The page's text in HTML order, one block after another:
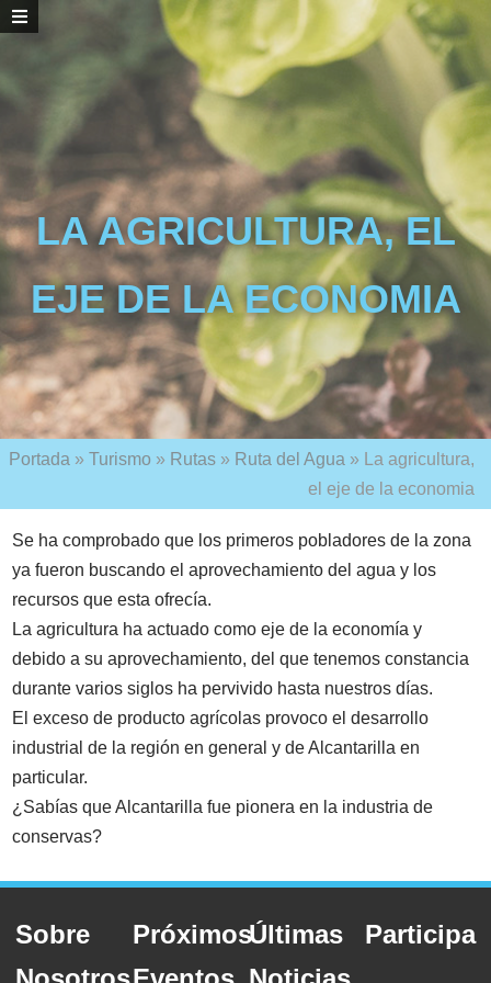
LA AGRICULTURA, EL
EJE DE LA ECONOMIA
Portada » Turismo » Rutas » Ruta del Agua »
La agricultura,
el eje de la economia
Se ha comprobado que los primeros pobladores de la zona
ya fueron buscando el aprovechamiento del agua y los
recursos que esta ofrecía.
La agricultura ha actuado como eje de la economía y
debido a su aprovechamiento, del que tenemos constancia
durante varios siglos ha pervivido hasta nuestros días.
El exceso de producto agrícolas provoco el desarrollo
industrial de la región en general y de Alcantarilla en
particular.
¿Sabías que Alcantarilla fue pionera en la industria de
conservas?
Sobre
PróximosÚltimas
Participa